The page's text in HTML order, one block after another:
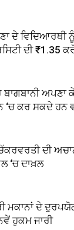
ਦੇ ਵਿਦਿਆਰਥੀ
ਦੀ ₹1.35
ਬਾਗਬਾਨੀ ਅਪਣਾ
ਕਰ ਸਕਦੇ ਹਨ
ਦੀ
‘ਚ ਦਾਖ਼ਲ
ਮਕਾਨਾਂ ਦੇ
ਹੁਕਮ ਜਾਰੀ